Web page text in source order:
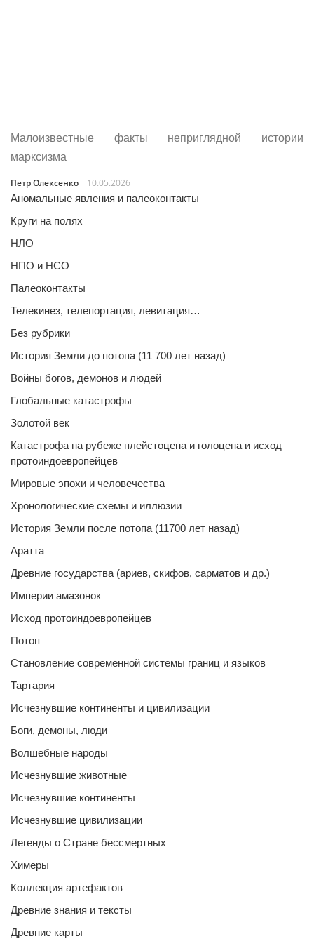
Малоизвестные факты неприглядной истории
марксизма
Петр Олексенко
10.05.2026
Аномальные явления и палеоконтакты
Круги на полях
НЛО
НПО и НСО
Палеоконтакты
Телекинез, телепортация, левитация…
Без рубрики
История Земли до потопа (11 700 лет назад)
Войны богов, демонов и людей
Глобальные катастрофы
Золотой век
Катастрофа на рубеже плейстоцена и голоцена и исход
протоиндоевропейцев
Мировые эпохи и человечества
Хронологические схемы и иллюзии
История Земли после потопа (11700 лет назад)
Аратта
Древние государства (ариев, скифов, сарматов и др.)
Империи амазонок
Исход протоиндоевропейцев
Потоп
Становление современной системы границ и языков
Тартария
Исчезнувшие континенты и цивилизации
Боги, демоны, люди
Волшебные народы
Исчезнувшие животные
Исчезнувшие континенты
Исчезнувшие цивилизации
Легенды о Стране бессмертных
Химеры
Коллекция артефактов
Древние знания и тексты
Древние карты